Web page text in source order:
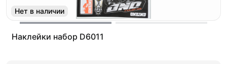
Нет в наличии
Наклейки набор D6011